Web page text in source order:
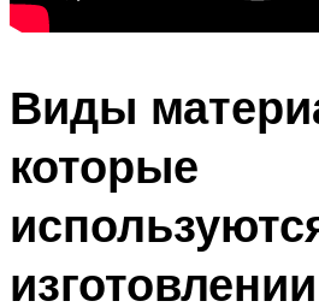
Виды
которые
изготовлении